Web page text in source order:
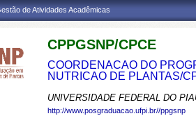
de Atividades Acadêmicas
CPPGSNP/CPCE
COORDENACAO DO
NUTRICAO DE PLANTAS/
UNIVERSIDADE FEDERAL DO
http://www.posgraduacao.ufpi.br//ppgsnp